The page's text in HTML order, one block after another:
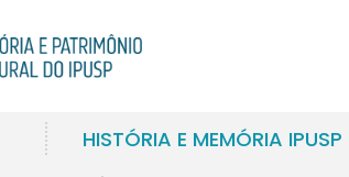
HISTÓRIA E MEMÓRIA IPUSP